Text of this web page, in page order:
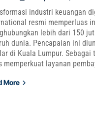
industri keuangan
resmi memperluas
lebih dari 150
dunia. Pencapaian ini
di Kuala Lumpur.
memperkuat layanan
More